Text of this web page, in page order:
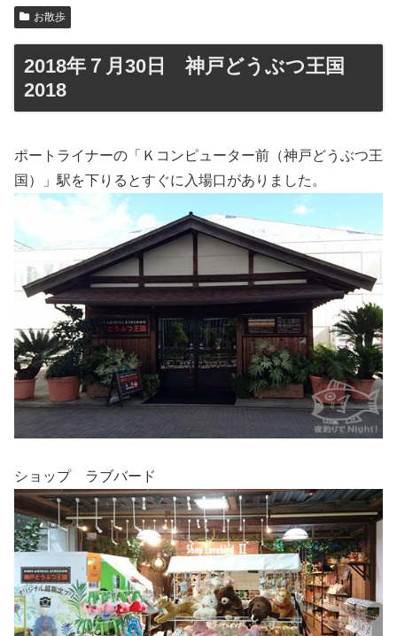
お散歩
2018年７月30日 神戸どうぶつ王国
2018
ポートライナーの「Ｋコンピューター前（神戸どうぶつ王
国）」駅を下りるとすぐに入場口がありました。
ショップ ラブバード